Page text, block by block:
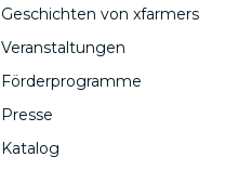
Geschichten von xfarmers
Veranstaltungen
Förderprogramme
Presse
Katalog